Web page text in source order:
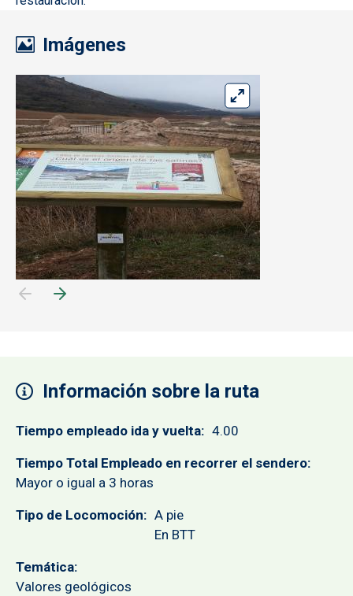
Imágenes
Información sobre la ruta
Tiempo empleado ida y vuelta 4.00
Tiempo Total Empleado en recorrer el sendero
Mayor o igual a 3 horas
Tipo de Locomoción
A pie
En BTT
Temática
Valores geológicos